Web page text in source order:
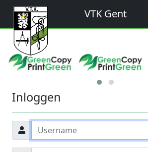
VTK Gent
Inloggen